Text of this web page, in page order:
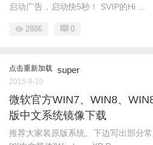
启动广告，启动快5秒！ SVIP的Hi ...
2886 0
点击重新加载 super
2015-9-10
微软官方WIN7、WIN8、
版中文系统镜像下载
推荐大家装原版系统。下边写出部分